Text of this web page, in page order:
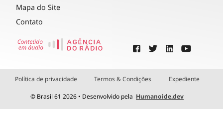
Mapa do Site
Contato
Política de privacidade Termos & Condições Expediente
© Brasil 61 2026 • Desenvolvido pela Humanoide.dev